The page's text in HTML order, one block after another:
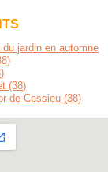
jardin en automne
(38)
de-Cessieu (38)